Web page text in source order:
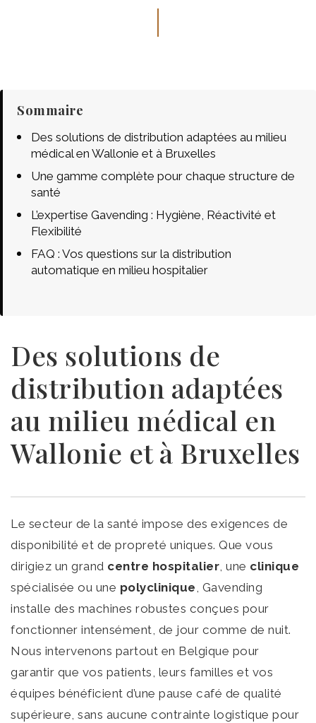
Sommaire
Des solutions de distribution adaptées au milieu
médical en Wallonie et à Bruxelles
Une gamme complète pour chaque structure de
santé
L’expertise Gavending : Hygiène, Réactivité et
Flexibilité
FAQ : Vos questions sur la distribution
automatique en milieu hospitalier
Des solutions de
distribution adaptées
au milieu médical en
Wallonie et à Bruxelles
Le secteur de la santé impose des exigences de
disponibilité et de propreté uniques. Que vous
dirigiez un grand centre hospitalier, une clinique
spécialisée ou une polyclinique, Gavending
installe des machines robustes conçues pour
fonctionner intensément, de jour comme de nuit.
Nous intervenons partout en Belgique pour
garantir que vos patients, leurs familles et vos
équipes bénéficient d’une pause café de qualité
supérieure, sans aucune contrainte logistique pour